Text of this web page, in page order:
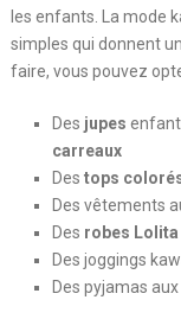
les enfants. La mode
simples qui donnent
faire, vous pouvez
Des jupes
carreaux
Des tops
Des vêtements
Des robes Lolita
Des joggings
Des pyjamas